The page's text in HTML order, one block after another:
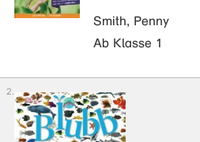
Smith, Penny
Ab Klasse 1